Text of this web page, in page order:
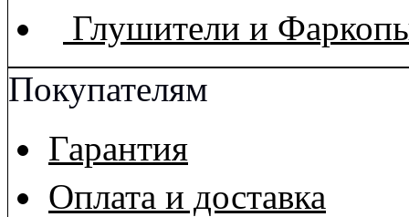
Глушители и
Покупателям
Гарантия
Оплата и доставка